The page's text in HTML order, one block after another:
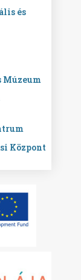
és
Múzeum
Központ